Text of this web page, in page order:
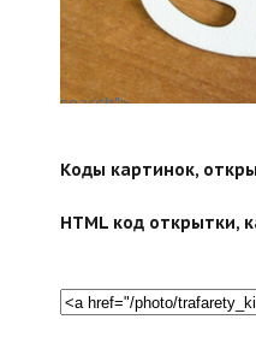
search">
Коды картинок,
HTML код открытки,